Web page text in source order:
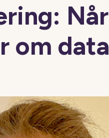
Når
om data